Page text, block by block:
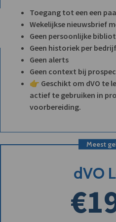
Toegang tot een een
Wekelijkse nieuwsbrief
Geen persoonlijke
Geen historiek per bedrijf
Geen alerts
Geen context bij
👉 Geschikt om dVO te
actief te gebruiken in
voorbereiding.
Meest
dVO